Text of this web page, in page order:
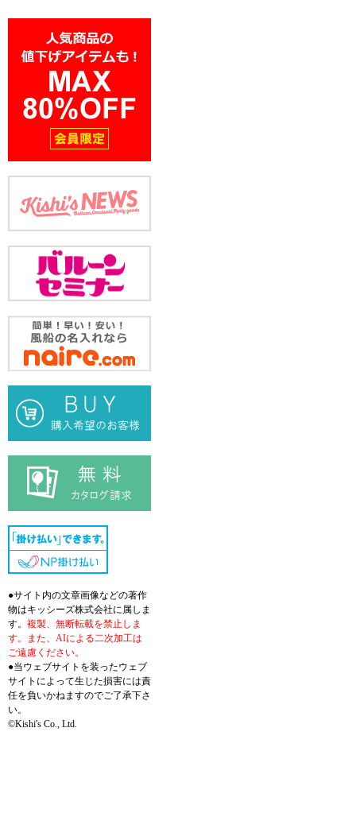
●サイト内の文章画像などの著作
物はキッシーズ株式会社に属しま
す。 複製、無断転載を禁止しま
す。また、AIによる二次加工は
ご遠慮ください。
●当ウェブサイトを装ったウェブ
サイトによって生じた損害には責
任を負いかねますのでご了承下さ
い。
©Kishi's Co., Ltd.